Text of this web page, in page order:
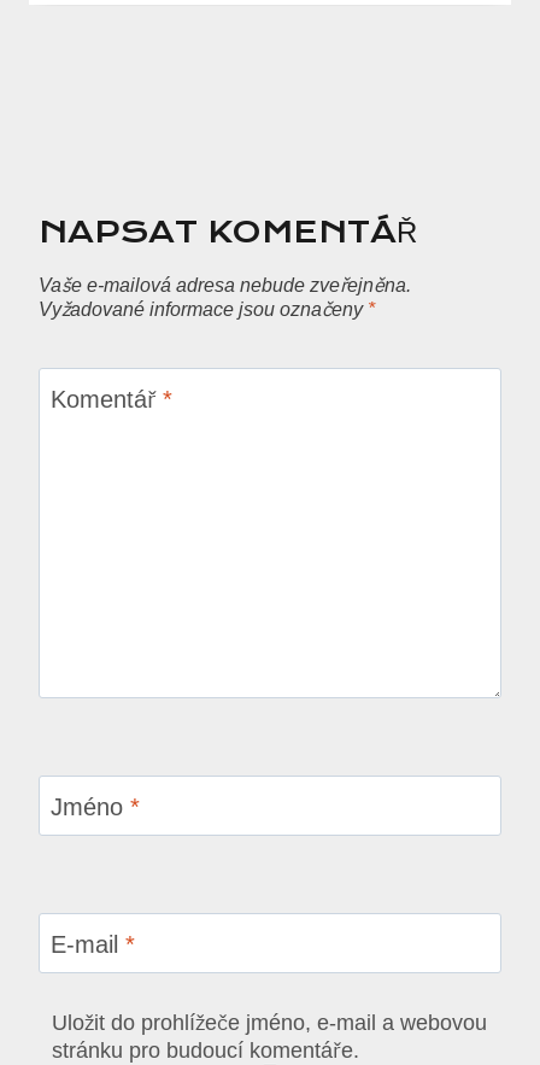
NAPSAT KOMENTÁŘ
Vaše e-mailová adresa nebude zveřejněna.
Vyžadované informace jsou označeny *
Komentář *
Jméno *
E-mail *
Uložit do prohlížeče jméno, e-mail a webovou
stránku pro budoucí komentáře.